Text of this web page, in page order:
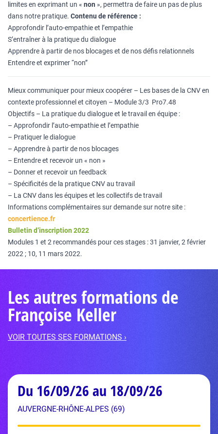
limites en exprimant un « non », permettra de faire un pas de plus
dans notre pratique. Contenu de référence :
Approfondir l’auto-empathie et l’empathie
S’entraîner à la pratique du dialogue
Apprendre à partir de nos blocages et de nos défis relationnels
Entendre et exprimer “non”
Mieux communiquer pour mieux coopérer – Les bases de la CNV en
contexte professionnel et citoyen – Module 3/3 Pro7.48
Objectifs – La pratique du dialogue et le travail en équipe :
– Approfondir l’auto-empathie et l’empathie
– Pratiquer le dialogue
– Apprendre à partir de nos blocages
– Entendre et recevoir un « non »
– Donner et recevoir un feedback
– Spécificités de la pratique CNV au travail
– La CNV dans les équipes et les collectifs de travail
Informations complémentaires sur demande sur notre site :
concertience.fr
Bulletin d’inscription 2022
Modules 1 et 2 recommandés pour ces stages : 31 janvier, 2 février
2022 ; 10, 11 mars 2022.
Les autres formations de
Françoise Keller
VOIR TOUTES SES FORMATIONS ›
Du 16/09/26 au 18/09/26
AUVERGNE-RHÔNE-ALPES (69)